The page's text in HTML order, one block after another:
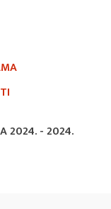
2024. -2024.